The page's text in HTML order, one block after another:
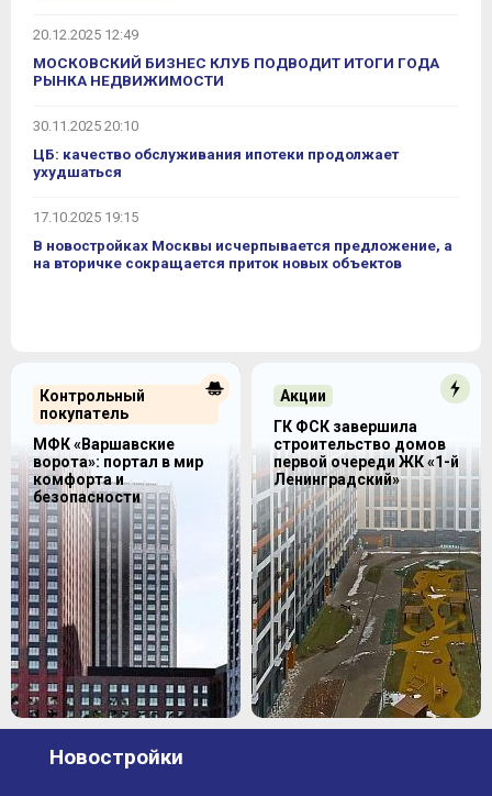
20.12.2025 12:49
МОСКОВСКИЙ БИЗНЕС КЛУБ ПОДВОДИТ ИТОГИ ГОДА
РЫНКА НЕДВИЖИМОСТИ
30.11.2025 20:10
ЦБ: качество обслуживания ипотеки продолжает
ухудшаться
17.10.2025 19:15
В новостройках Москвы исчерпывается предложение, а
на вторичке сокращается приток новых объектов
Контрольный
покупатель
МФК «Варшавские
ворота»: портал в мир
комфорта и
безопасности
Акции
ГК ФСК завершила
строительство домов
первой очереди ЖК «1-й
Ленинградский»
Новостройки